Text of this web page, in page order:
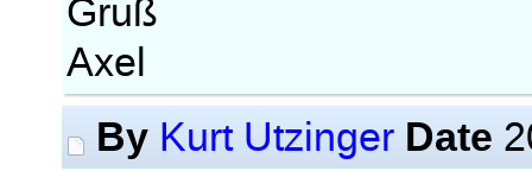
Gruß
Axel
By Kurt Utzinger Date